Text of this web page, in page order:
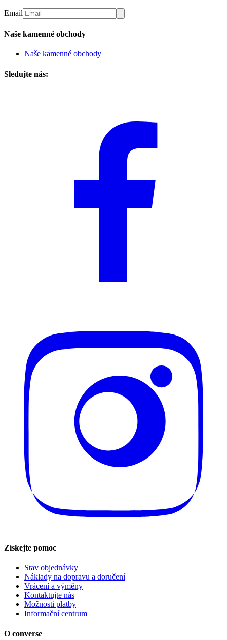
Email
Naše kamenné obchody
Naše kamenné obchody
Sledujte nás:
Získejte pomoc
Stav objednávky
Náklady na dopravu a doručení
Vrácení a výměny
Kontaktujte nás
Možnosti platby
Informační centrum
O converse